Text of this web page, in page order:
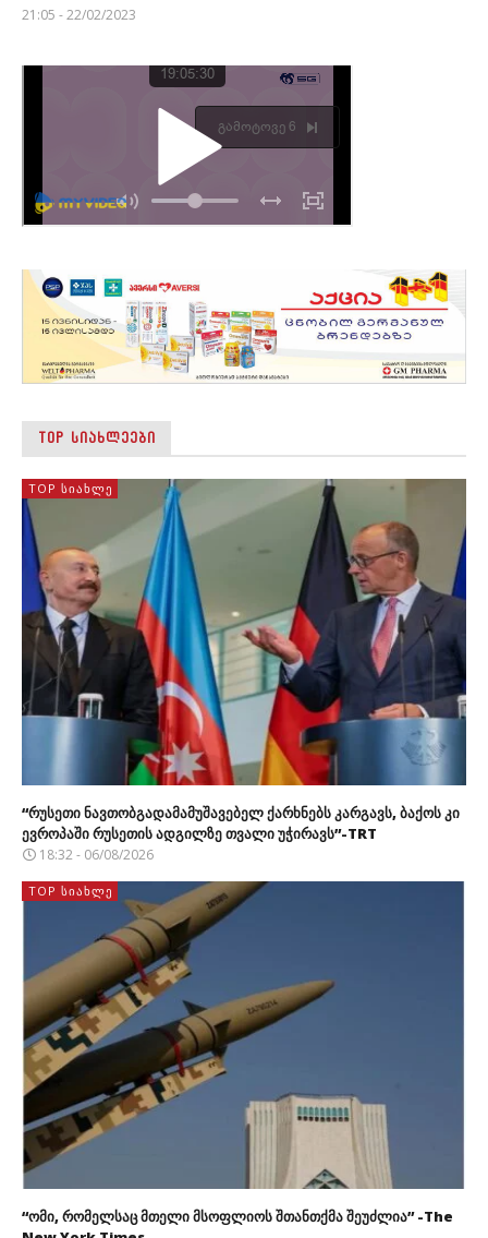
21:05 - 22/02/2023
TOP ᲡᲘᲐᲮᲚᲔᲔᲑᲘ
TOP ᲡᲘᲐᲮᲚᲔ
“რუსეთი ნავთობგადამამუშავებელ ქარხნებს კარგავს, ბაქოს კი
ევროპაში რუსეთის ადგილზე თვალი უჭირავს”-TRT
18:32 - 06/08/2026
TOP ᲡᲘᲐᲮᲚᲔ
“ომი, რომელსაც მთელი მსოფლიოს შთანთქმა შეუძლია” -The